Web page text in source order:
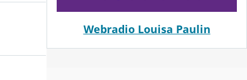
Webradio Louisa Paulin